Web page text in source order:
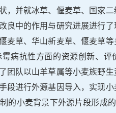
，并就冰草、偃麦草、国家
良中的作用与研究进展进行
麦草、华山新麦草、偃麦草
病抗性方面的资源创新、评
团队以山羊草属等小麦族野
段进行外源基因导入，实现
的小麦背景下外源片段形成